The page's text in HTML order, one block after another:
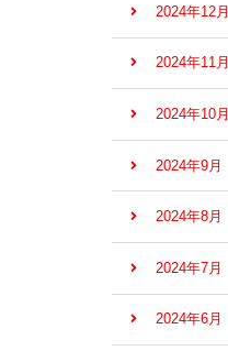
2024年12月
2024年11月
2024年10月
2024年9月
2024年8月
2024年7月
2024年6月